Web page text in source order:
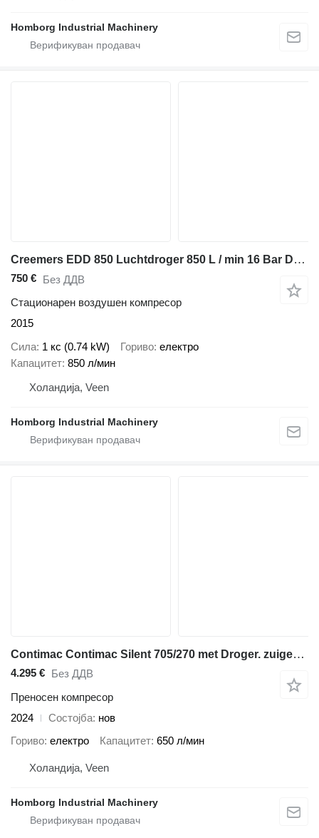
Homborg Industrial Machinery
Creemers EDD 850 Luchtdroger 850 L / min 16 Bar Droger Dryer
750 € Без ДДВ
Стационарен воздушен компресор
2015
Сила 1 кс (0.74 kW) Гориво електро
Капацитет 850 л/мин
Холандија, Veen
Homborg Industrial Machinery
Contimac Contimac Silent 705/270 met Droger. zuigercompressor, 5,5 PK, 65
4.295 € Без ДДВ
Преносен компресор
2024
Состојба нов
Гориво електро Капацитет 650 л/мин
Холандија, Veen
Homborg Industrial Machinery